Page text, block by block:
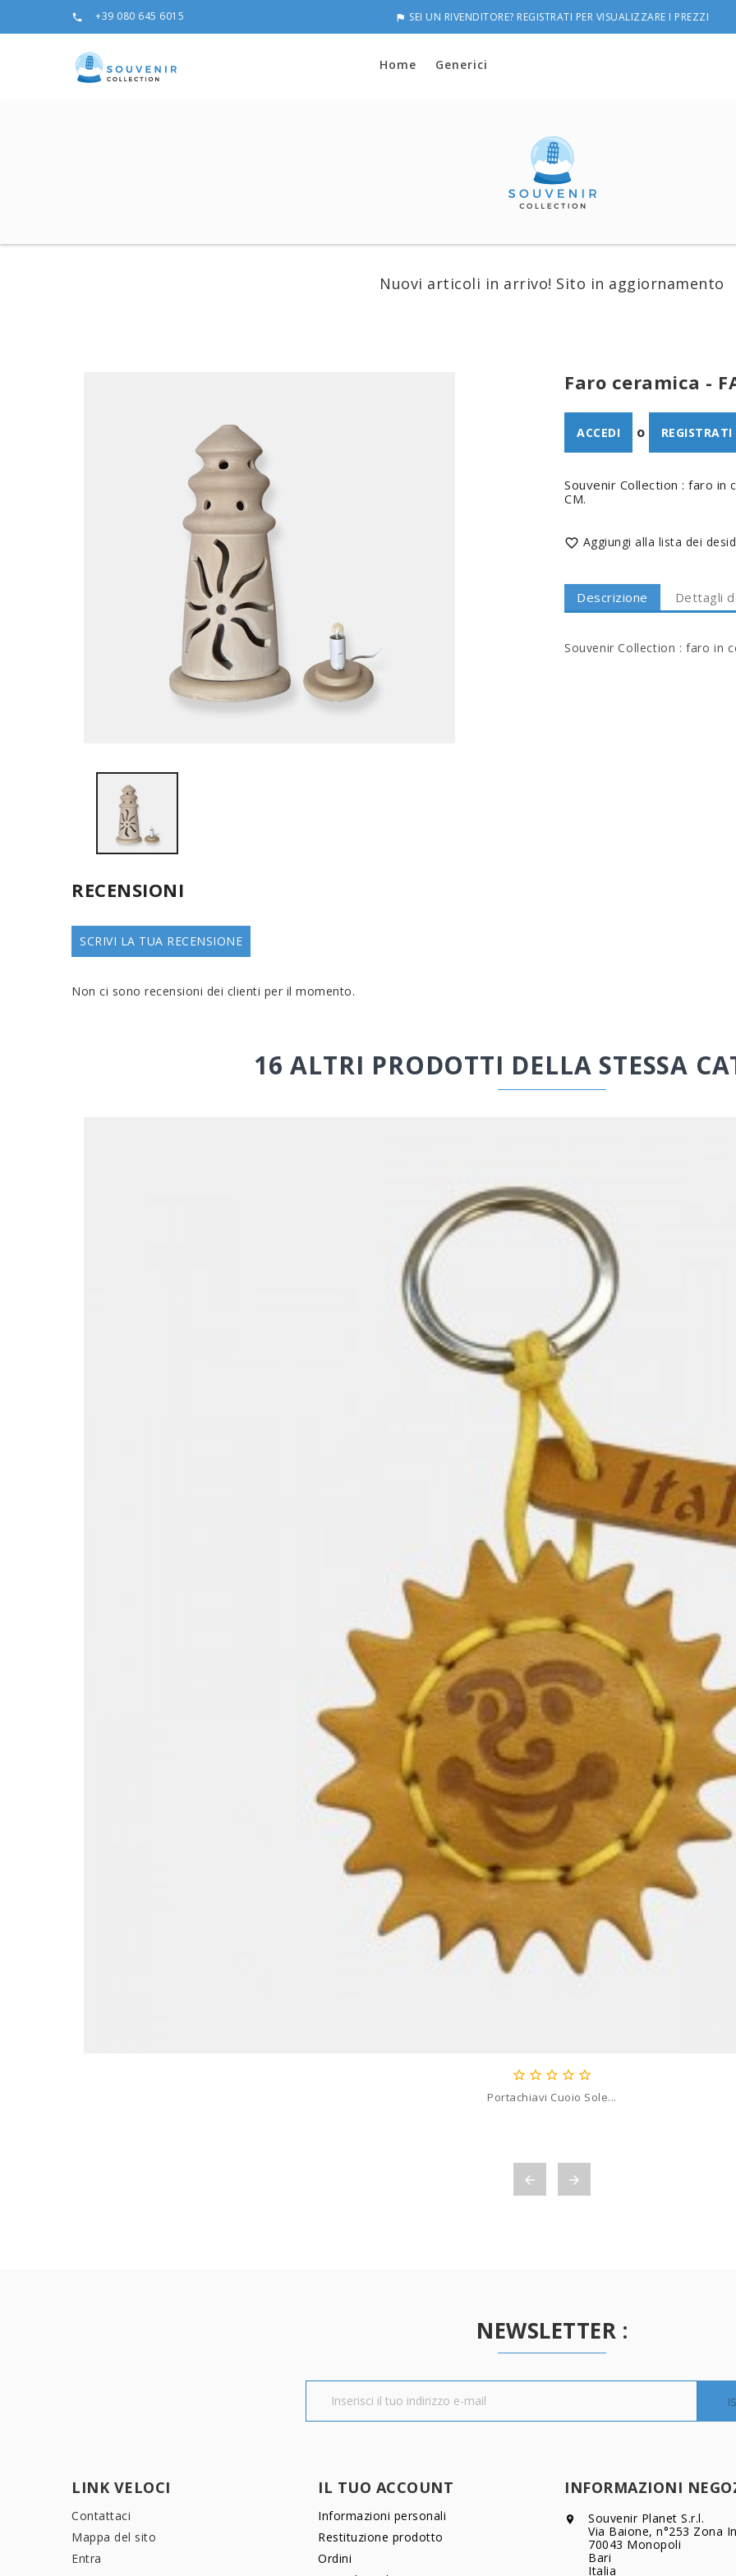
 +39 080 645 6015  SEI UN RIVENDITORE? REGISTRATI PER VISUALIZZARE I PREZZI
Home Generici
Nuovi articoli in arrivo! Sito in aggiornamento
Faro ceramica -
ACCEDI o REGISTRATI
Souvenir Collection : faro in
CM.
 Aggiungi alla lista dei
Descrizione Dettagli
Souvenir Collection : faro in
RECENSIONI
SCRIVI LA TUA RECENSIONE
Non ci sono recensioni dei clienti per il momento.
16 ALTRI PRODOTTI DELLA STESSA
    
Portachiavi Cuoio Sole...
 
NEWSLETTER :
LINK VELOCI
Contattaci
Mappa del sito
Entra
IL TUO ACCOUNT
Informazioni personali
Restituzione prodotto
Ordini
INFORMAZIONI

Souvenir Planet S.r.l.
Via Baione, n°253 Zona
70043 Monopoli
Bari
Italia